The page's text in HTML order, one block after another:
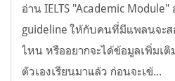
อ่าน IELTS "Academic Module"
guideline ให้กับคนที่มีแพลนจะส
ไหน หรืออยากจะได้ข้อมูลเพิ่มเ
ตัวเองเรียนมาแล้ว ก่อนจะเข้...